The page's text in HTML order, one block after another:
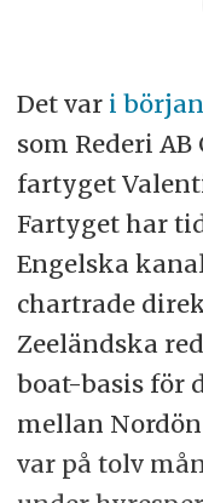
Det var i
som Rederi
fartyget
Fartyget har
Engelska
chartrade
Zeeländska
boat-basis för
mellan
var på tolv